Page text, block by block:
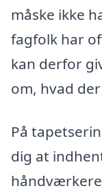
måske ikke
fagfolk har
kan derfor
om, hvad
På
dig at